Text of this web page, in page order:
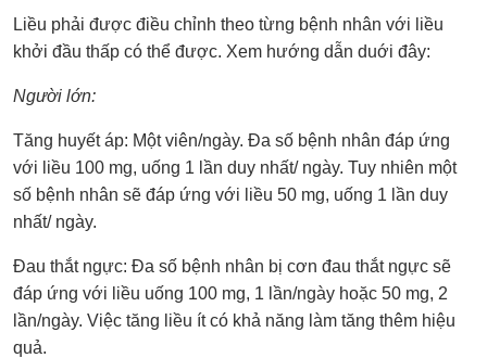
Liều phải được điều chỉnh theo từng bệnh nhân với liều
khởi đầu thấp có thể được. Xem hướng dẫn duới đây:
Người lớn:
Tăng huyết áp: Một viên/ngày. Đa số bệnh nhân đáp ứng
với liều 100 mg, uống 1 lần duy nhất/ ngày. Tuy nhiên một
số bệnh nhân sẽ đáp ứng với liều 50 mg, uống 1 lần duy
nhất/ ngày.
Đau thắt ngực: Đa số bệnh nhân bị cơn đau thắt ngực sẽ
đáp ứng với liều uống 100 mg, 1 lần/ngày hoặc 50 mg, 2
lần/ngày. Việc tăng liều ít có khả năng làm tăng thêm hiệu
quả.